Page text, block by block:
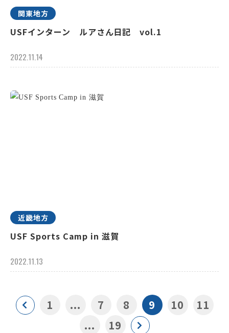
関東地方
USFインターン ルアさん日記 vol.1
2022.11.14
近畿地方
USF Sports Camp in 滋賀
2022.11.13
1 ... 7 8 9 10
11
...
19